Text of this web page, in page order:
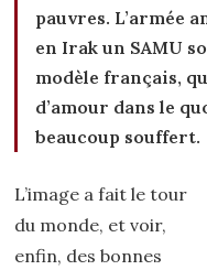
pauvres. L’armée
en Irak un SAMU
modèle français,
d’amour dans le
beaucoup souffert.
L’image a fait le tour
du monde, et voir,
enfin, des bonnes